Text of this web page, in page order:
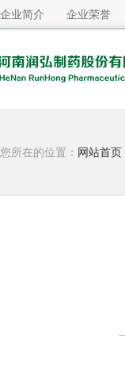
企业简介 企业荣誉
您所在的位置： 网站首页